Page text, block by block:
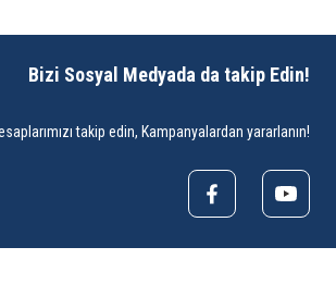
Bizi Sosyal Medyada da takip Edin!
takip edin, Kampanyalardan yararlanın!